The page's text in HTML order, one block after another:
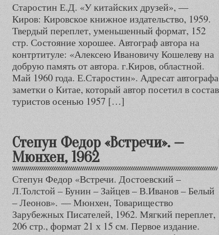
Старостин Е.Д. «У китайских друзей», —
Киров: Кировское книжное издательство, 1959.
Твердый переплет, уменьшенный формат, 152
стр. Состояние хорошее. Автограф автора на
контртитуле: «Алексею Ивановичу Кошелеву на
добрую память от автора. г.Киров, областной.
Май 1960 года. Е.Старостин». Адресат
заметки о Китае, который автор посетил в
туристов осенью 1957 […]
Степун Федор «Встречи». —
Мюнхен, 1962
Степун Федор «Встречи. Достоевский –
Л.Толстой – Бунин – Зайцев – В.Иванов – Белый
– Леонов». — Мюнхен, Товарищество
Зарубежных Писателей, 1962. Мягкий переплет,
206 стр., формат 21 х 15 см. Первое издание.